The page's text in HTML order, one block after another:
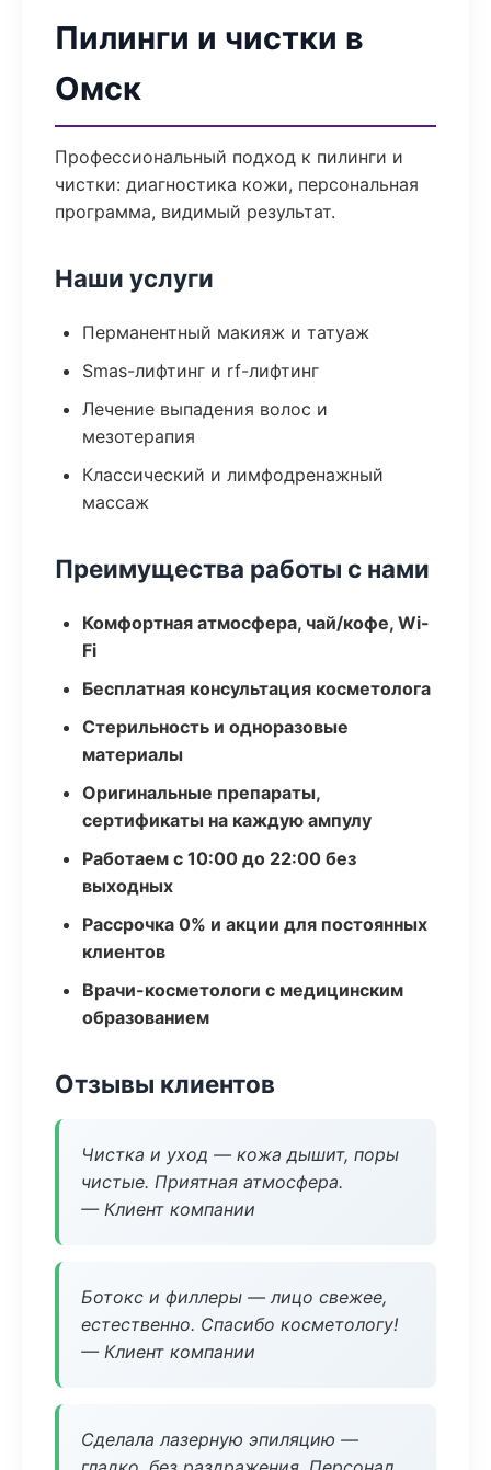
Пилинги и чистки в
Омск
Профессиональный подход к пилинги и
чистки: диагностика кожи, персональная
программа, видимый результат.
Наши услуги
Перманентный макияж и татуаж
Smas-лифтинг и rf-лифтинг
Лечение выпадения волос и
мезотерапия
Классический и лимфодренажный
массаж
Преимущества работы с нами
Комфортная атмосфера, чай/кофе, Wi-
Fi
Бесплатная консультация косметолога
Стерильность и одноразовые
материалы
Оригинальные препараты,
сертификаты на каждую ампулу
Работаем с 10:00 до 22:00 без
выходных
Рассрочка 0% и акции для постоянных
клиентов
Врачи-косметологи с медицинским
образованием
Отзывы клиентов
Чистка и уход — кожа дышит, поры
чистые. Приятная атмосфера.
— Клиент компании
Ботокс и филлеры — лицо свежее,
естественно. Спасибо косметологу!
— Клиент компании
Сделала лазерную эпиляцию —